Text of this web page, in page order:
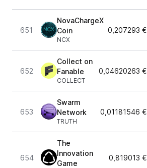
651
NovaChargeX
Coin
NCX
0,207293 €
652
Collect on
Fanable
COLLECT
0,04620263 €
653
Swarm
Network
TRUTH
0,01181546 €
654
The
Innovation
Game
0,819013 €